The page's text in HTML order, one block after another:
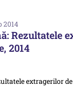
2014
Rezultatele
2014